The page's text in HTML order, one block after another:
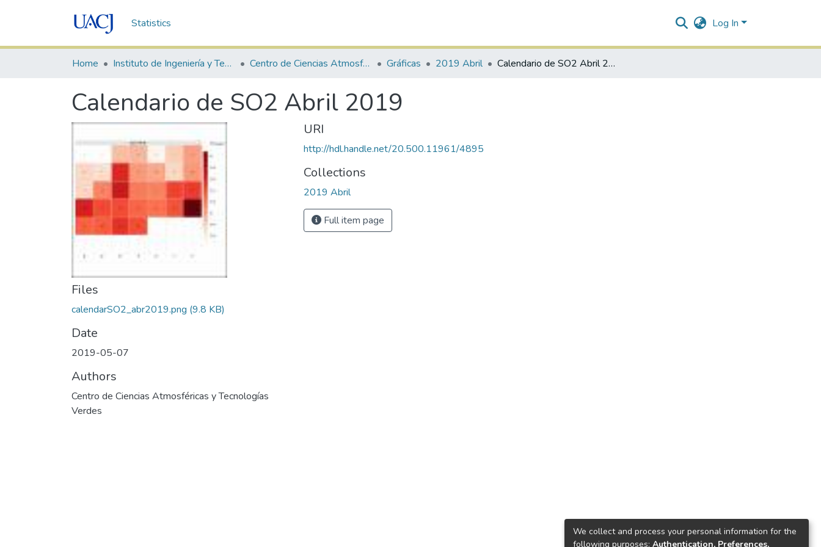
Statistics Log In
Home Instituto de Ingeniería y Tecnología Centro de Ciencias Atmosféricas y Tecnologías Verdes Gráficas 2019 Abril Calendario de SO2 Abril 2019
Calendario de SO2 Abril 2019
Files
calendarSO2_abr2019.png (9.8 KB)
Date
2019-05-07
Authors
Centro de Ciencias Atmosféricas y Tecnologías
Verdes
URI
http://hdl.handle.net/20.500.11961/4895
Collections
2019 Abril
Full item page
We collect and process your personal information for the
following purposes: Authentication, Preferences,